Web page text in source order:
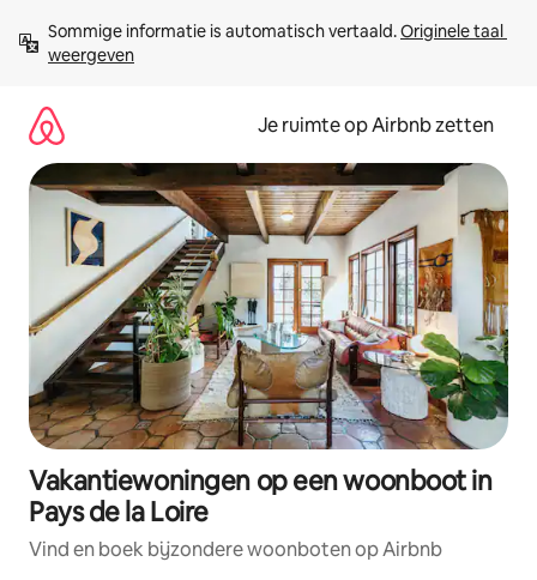
direct
naar
Sommige informatie is automatisch vertaald. Originele taal
weergeven
Je ruimte op Airbnb zetten
Vakantiewoningen op een woonboot in
Pays de la Loire
Vind en boek bijzondere woonboten op Airbnb